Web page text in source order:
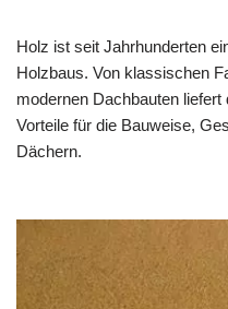
Holz ist seit Jahrhunderten
Holzbaus. Von klassischen
modernen Dachbauten
Vorteile für die Bauweise,
Dächern.